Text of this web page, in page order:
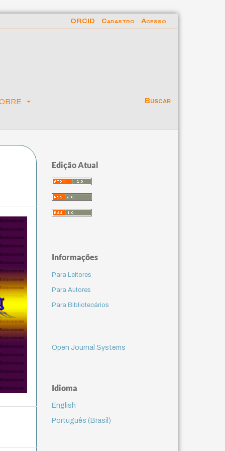
Buscar
ORCID Cadastro Acesso
Edição Atual
Informações
Para Leitores
Para Autores
Para Bibliotecários
Open Journal Systems
Idioma
English
Português (Brasil)